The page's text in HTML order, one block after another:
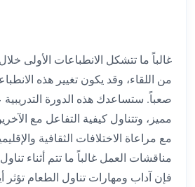
غالباً ما تتشكل الانطباعات الأولى
من اللقاء، وقد يكون تغيير هذه
صعباً. ستساعدك هذه الدورة
مميز، وتتناول كيفية التفاعل مع
مع مراعاة الاختلافات الثقافية
مناقشات العمل غالباً ما تتم أثناء
فإن آداب ومهارات تناول الطعام تؤثر